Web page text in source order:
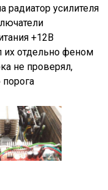
радиатор усилителя
+12В
их отдельно феном
не проверял,